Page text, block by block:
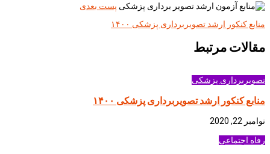
پست بعدی
منابع کنکور ارشد تصویربرداری پزشکی ۱۴۰۰
مقالات مرتبط
تصویربرداری پزشکی
منابع کنکور ارشد تصویربرداری پزشکی ۱۴۰۰
نوامبر 22, 2020
رفاه اجتماعی